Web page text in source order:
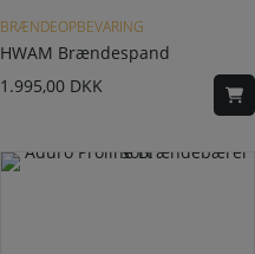
BRÆNDEOPBEVARING
HWAM Brændespand
1.995,00 DKK